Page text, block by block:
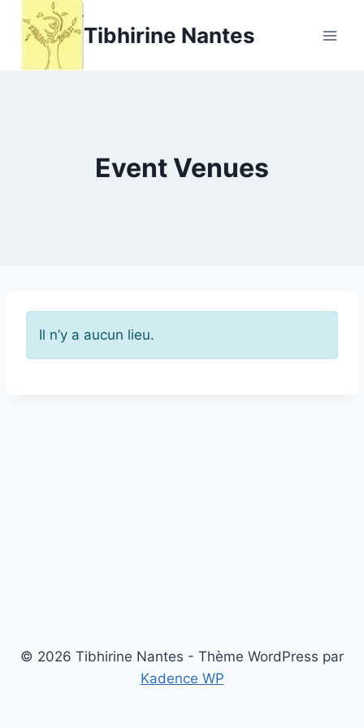
contenu
Tibhirine Nantes
Event Venues
Il n’y a aucun lieu.
© 2026 Tibhirine Nantes - Thème WordPress par
Kadence WP